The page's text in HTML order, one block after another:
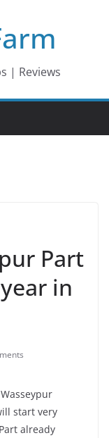
| Reviews
Part
in
start very
already